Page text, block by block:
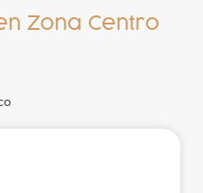
Zona Centro